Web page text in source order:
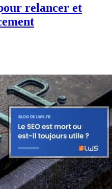
relancer et